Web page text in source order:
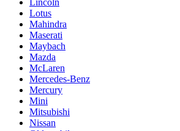
Lotus
Mahindra
Maserati
Maybach
Mazda
McLaren
Mercedes-Benz
Mercury
Mini
Mitsubishi
Nissan